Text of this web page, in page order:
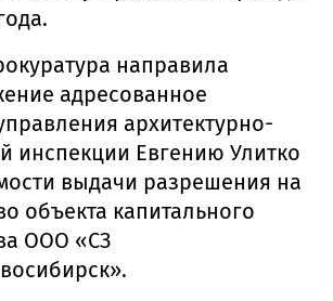
направила
адресованное
архитектурно-
инспекции Евгению Улитко
выдачи разрешения на
объекта капитального
ООО «СЗ